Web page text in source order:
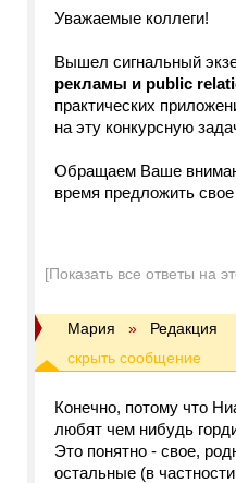
Уважаемые коллеги!
Вышел сигнальный
рекламы и public
практических
на эту конкурсную
Обращаем Ваше
время предложить
[Показать все ответы на
Мария » Редакция
Конечно, потому что
любят чем нибудь
Это понятно - свое,
остальные (в